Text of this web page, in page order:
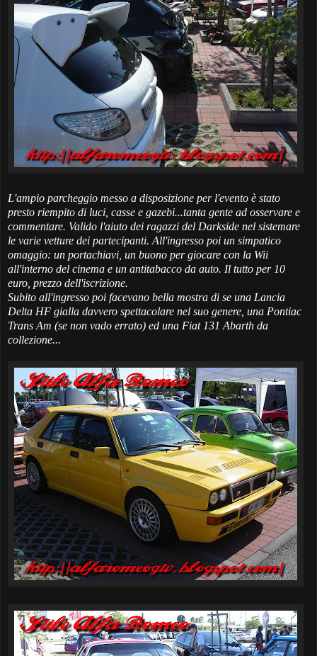
L'ampio parcheggio messo a disposizione per l'evento è stato
presto riempito di luci, casse e gazebi...tanta gente ad osservare e
commentare. Valido l'aiuto dei ragazzi del Darkside nel sistemare
le varie vetture dei partecipanti. All'ingresso poi un simpatico
omaggio: un portachiavi, un buono per giocare con la Wii
all'interno del cinema e un antitabacco da auto. Il tutto per 10
euro, prezzo dell'iscrizione.
Subito all'ingresso poi facevano bella mostra di se una Lancia
Delta HF gialla davvero spettacolare nel suo genere, una Pontiac
Trans Am (se non vado errato) ed una Fiat 131 Abarth da
collezione...